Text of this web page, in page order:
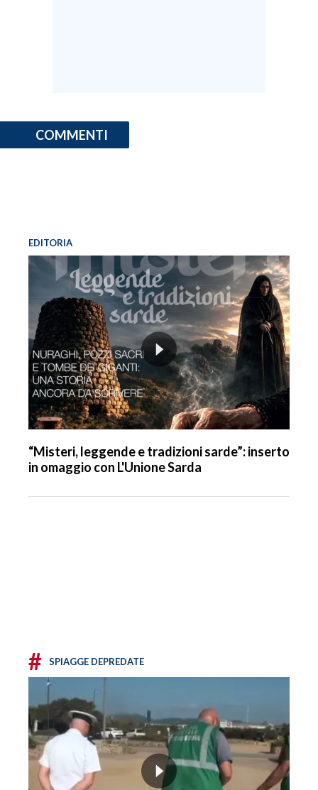
COMMENTI
EDITORIA
“Misteri, leggende e tradizioni sarde”: inserto
in omaggio con L'Unione Sarda
# SPIAGGE DEPREDATE